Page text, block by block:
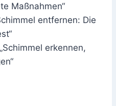
Maßnahmen“
entfernen: Die
erkennen,